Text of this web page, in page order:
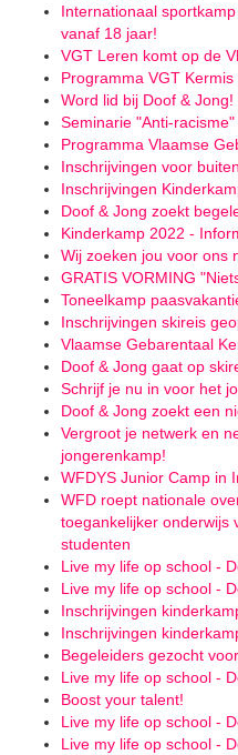
Internationaal
vanaf 18 jaar!
VGT Leren komt op de
Programma VGT Kermis
Word lid bij Doof & Jong!
Seminarie "Anti-racisme"
Programma Vlaamse
Inschrijvingen voor
Inschrijvingen
Doof & Jong zoekt
Kinderkamp 2022 -
Wij zoeken jou voor ons
GRATIS VORMING
Toneelkamp
Inschrijvingen skireis
Vlaamse Gebarentaal
Doof & Jong gaat op
Schrijf je nu in voor het
Doof & Jong zoekt een
Vergroot je netwerk en
jongerenkamp!
WFDYS Junior Camp in
WFD roept nationale
toegankelijker onderwijs
studenten
Live my life op school -
Live my life op school -
Inschrijvingen
Inschrijvingen
Begeleiders gezocht
Live my life op school -
Boost your talent!
Live my life op school -
Live my life op school -